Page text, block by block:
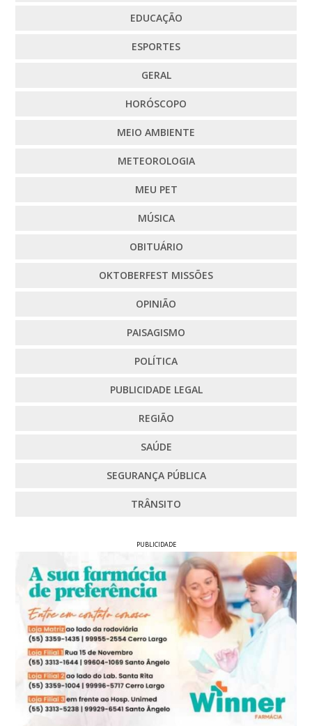
EDUCAÇÃO
ESPORTES
GERAL
HORÓSCOPO
MEIO AMBIENTE
METEOROLOGIA
MEU PET
MÚSICA
OBITUÁRIO
OKTOBERFEST MISSÕES
OPINIÃO
PAISAGISMO
POLÍTICA
PUBLICIDADE LEGAL
REGIÃO
SAÚDE
SEGURANÇA PÚBLICA
TRÂNSITO
PUBLICIDADE